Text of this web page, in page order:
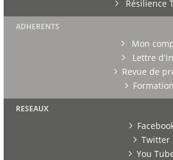
Résilience
ADHERENTS
Mon
Lettre
Revue de
RESEAUX
Twitter
You